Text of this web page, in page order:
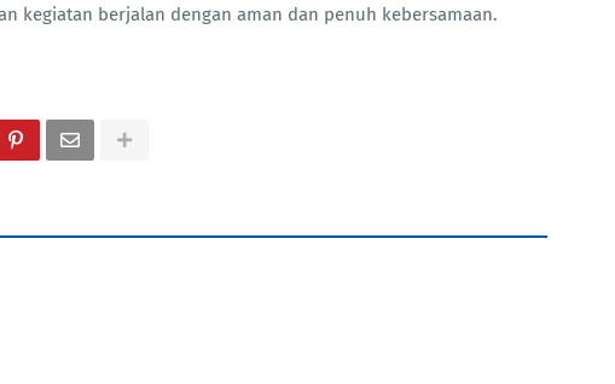
kegiatan berjalan dengan aman dan penuh kebersamaan.